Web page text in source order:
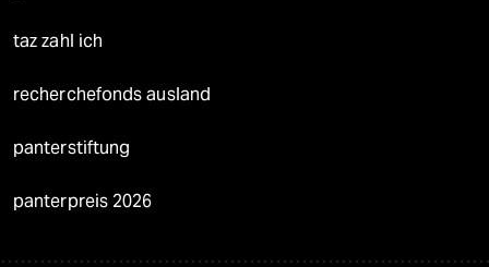
taz zahl ich
recherchefonds ausland
panterstiftung
panterpreis 2026